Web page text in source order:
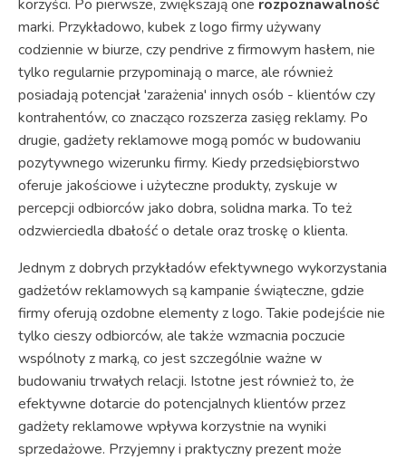
korzyści. Po pierwsze, zwiększają one rozpoznawalność
marki. Przykładowo, kubek z logo firmy używany
codziennie w biurze, czy pendrive z firmowym hasłem, nie
tylko regularnie przypominają o marce, ale również
posiadają potencjał 'zarażenia' innych osób - klientów czy
kontrahentów, co znacząco rozszerza zasięg reklamy. Po
drugie, gadżety reklamowe mogą pomóc w budowaniu
pozytywnego wizerunku firmy. Kiedy przedsiębiorstwo
oferuje jakościowe i użyteczne produkty, zyskuje w
percepcji odbiorców jako dobra, solidna marka. To też
odzwierciedla dbałość o detale oraz troskę o klienta.
Jednym z dobrych przykładów efektywnego wykorzystania
gadżetów reklamowych są kampanie świąteczne, gdzie
firmy oferują ozdobne elementy z logo. Takie podejście nie
tylko cieszy odbiorców, ale także wzmacnia poczucie
wspólnoty z marką, co jest szczególnie ważne w
budowaniu trwałych relacji. Istotne jest również to, że
efektywne dotarcie do potencjalnych klientów przez
gadżety reklamowe wpływa korzystnie na wyniki
sprzedażowe. Przyjemny i praktyczny prezent może